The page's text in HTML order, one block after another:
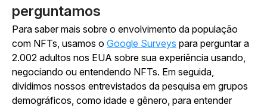
perguntamos
Para saber mais sobre o envolvimento da população
com NFTs, usamos o Google Surveys para perguntar a
2.002 adultos nos EUA sobre sua experiência usando,
negociando ou entendendo NFTs. Em seguida,
dividimos nossos entrevistados da pesquisa em grupos
demográficos, como idade e gênero, para entender